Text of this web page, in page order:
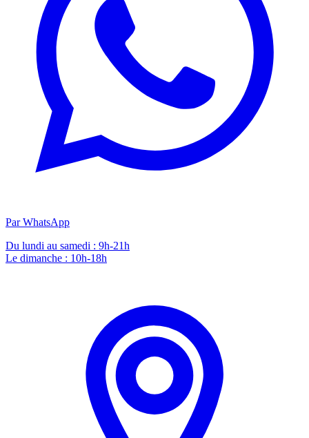
Par WhatsApp
Du lundi au samedi : 9h-21h
Le dimanche : 10h-18h